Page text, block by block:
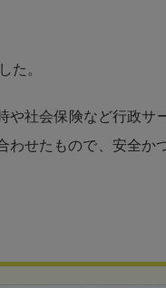
た。
や社会保険など行政サ
わせたもので、安全か